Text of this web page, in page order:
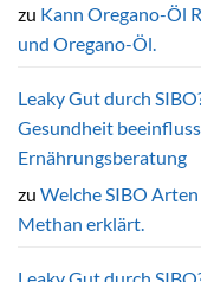
zu Kann Oregano-Öl
und Oregano-Öl.
Leaky Gut durch
Gesundheit
Ernährungsberatung
zu Welche SIBO
Methan erklärt.